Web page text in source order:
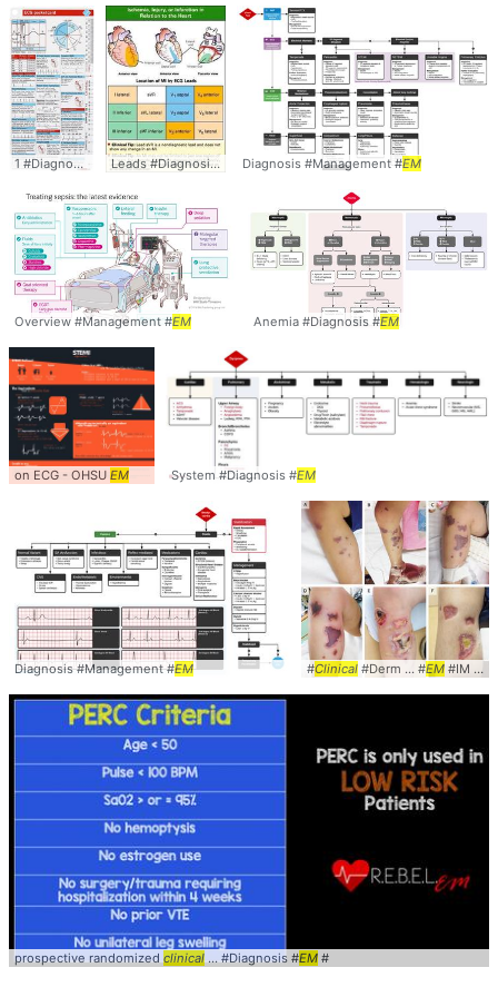
1 #Diagnosis # EM Leads #Diagnosis # EMDiagnosis #Management #EM
Overview #Management #EM Anemia #Diagnosis #EM
on ECG - OHSU EM System #Diagnosis #EM
Diagnosis #Management #EM #Clinical #Derm ... #EM #IM #PurpuraFulminans
prospective randomized clinical ... #Diagnosis #EM #